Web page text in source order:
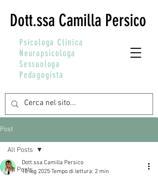
Dott.ssa Camilla Persico
Psicologa Clinica
Neuropsicologa
Sessuologa
Pedagogista
Post
All Posts
All Posts
Dott.ssa Camilla Persico
10 lug 2025 Tempo di lettura: 2 min